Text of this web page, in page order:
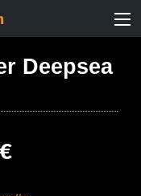
Deepsea